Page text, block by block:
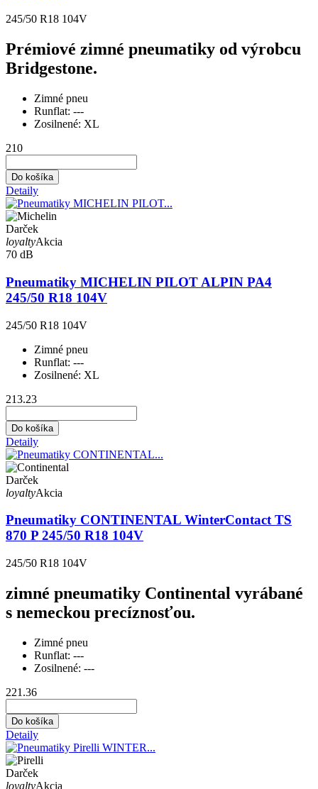
245/50 R18 104V
Prémiové zimné pneumatiky od výrobcu
Bridgestone.
Zimné pneu
Runflat: ---
Zosilnené: XL
210
Do košíka
Detaily
Darček
loyaltyAkcia
70 dB
Pneumatiky MICHELIN PILOT ALPIN PA4
245/50 R18 104V
245/50 R18 104V
Zimné pneu
Runflat: ---
Zosilnené: XL
213.23
Do košíka
Detaily
Darček
loyaltyAkcia
Pneumatiky CONTINENTAL WinterContact TS
870 P 245/50 R18 104V
245/50 R18 104V
zimné pneumatiky Continental vyrábané
s nemeckou precíznosťou.
Zimné pneu
Runflat: ---
Zosilnené: ---
221.36
Do košíka
Detaily
Darček
loyaltyAkcia